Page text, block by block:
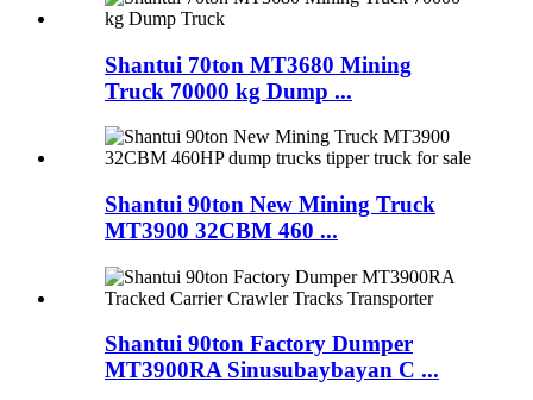
Shantui 70ton MT3680 Mining
Truck 70000 kg Dump ...
Shantui 90ton New Mining Truck
MT3900 32CBM 460 ...
Shantui 90ton Factory Dumper
MT3900RA Sinusubaybayan C ...